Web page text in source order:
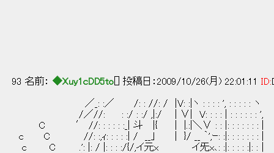
93 名前： ◆Xuy1cDD5to [] 投稿日：2009/10/26(月) 22:01:11 ID:
／_: :／ /: : //: / |V: :|ヽ : : : : ', : : : : : ヽ
/／//: : :/ : :/ ,|:/ | ∨| V: : : : | : : : : : : ',
C ′ //: : : : : :_| 斗 |{ │ |.:|＼∨ : : |: : : : : : : |
c C //: :,ｨ: : : : :| / __｣ | }/ __ ｀',ｰ: :|: : : : : : : |
c C .': |: / |: : : :/{/,イ元x イ旡x､: :|: : : : :|: :│